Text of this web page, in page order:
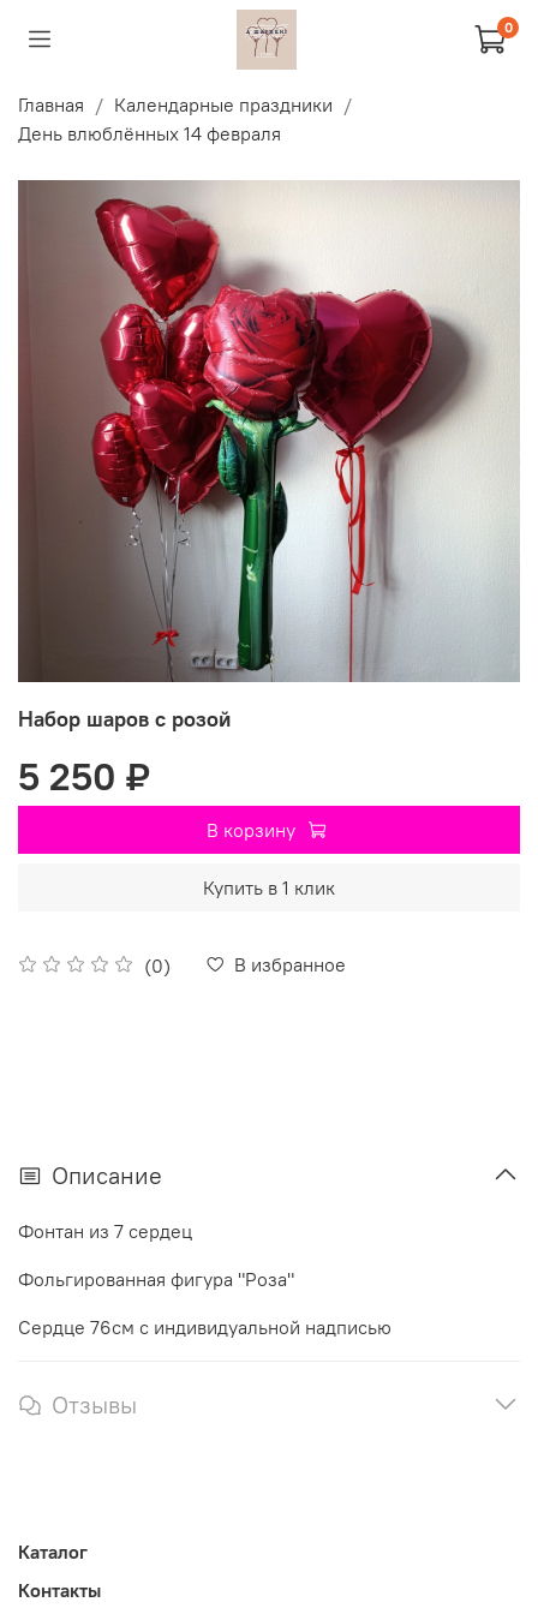
0
Главная
Календарные праздники
День влюблённых 14 февраля
Набор шаров с розой
(0) В избранное
5 250 ₽
В корзину
Купить в 1 клик
Описание
Фонтан из 7 сердец
Фольгированная фигура "Роза"
Сердце 76см с индивидуальной надписью
Отзывы
Каталог
Контакты